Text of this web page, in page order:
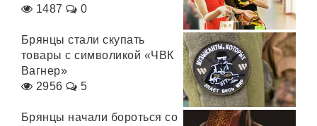
1487
0
Брянцы стали скупать
товары с символикой «ЧВК
Вагнер»
2956
5
Брянцы начали бороться со